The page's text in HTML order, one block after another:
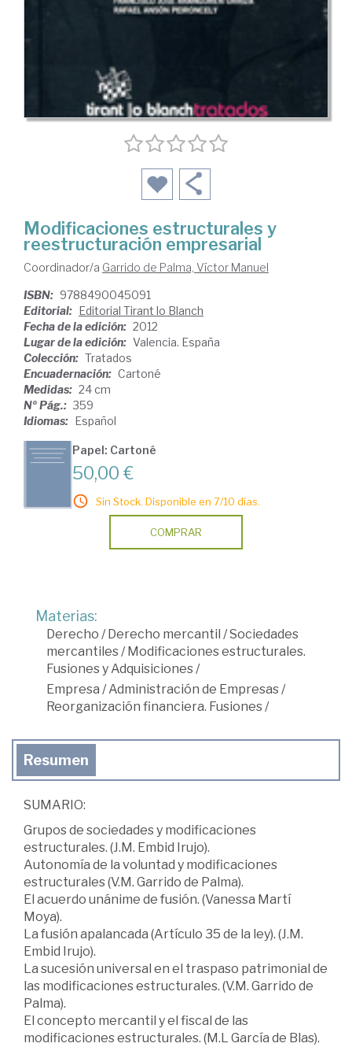
Modificaciones estructurales y
reestructuración empresarial
Coordinador/a Garrido de Palma, Víctor Manuel
ISBN: 9788490045091
Editorial: Editorial Tirant lo Blanch
Fecha de la edición: 2012
Lugar de la edición: Valencia. España
Colección: Tratados
Encuadernación: Cartoné
Medidas: 24 cm
Nº Pág.: 359
Idiomas: Español
Papel: Cartoné
50,00 €
Sin Stock. Disponible en 7/10 días.
COMPRAR
Materias:
Derecho / Derecho mercantil /Sociedades
mercantiles/ Modificaciones estructurales.
Fusiones y Adquisiciones/
Empresa /Administración de Empresas/
Reorganización financiera. Fusiones/
Resumen
SUMARIO:
Grupos de sociedades y modificaciones
estructurales. (J.M. Embid Irujo).
Autonomía de la voluntad y modificaciones
estructurales (V.M. Garrido de Palma).
El acuerdo unánime de fusión. (Vanessa Martí
Moya).
La fusión apalancada (Artículo 35 de la ley). (J.M.
Embid Irujo).
La sucesión universal en el traspaso patrimonial de
las modificaciones estructurales. (V.M. Garrido de
Palma).
El concepto mercantil y el fiscal de las
modificaciones estructurales. (M.L García de Blas).